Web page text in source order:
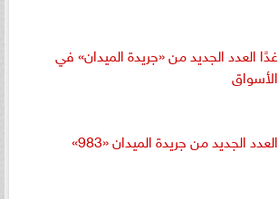
غدًا العدد الجديد من «جريدة الميدان» في
الأسواق
العدد الجديد من جريدة الميدان «983»